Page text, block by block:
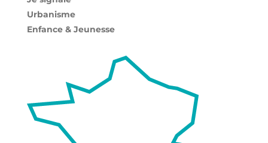
Urbanisme
Enfance & Jeunesse